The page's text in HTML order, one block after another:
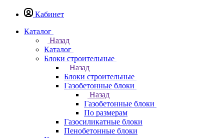
Кабинет
Каталог
Назад
Каталог
Блоки строительные
Назад
Блоки строительные
Газобетонные блоки
Назад
Газобетонные блоки
По размерам
Газосиликатные блоки
Пенобетонные блоки